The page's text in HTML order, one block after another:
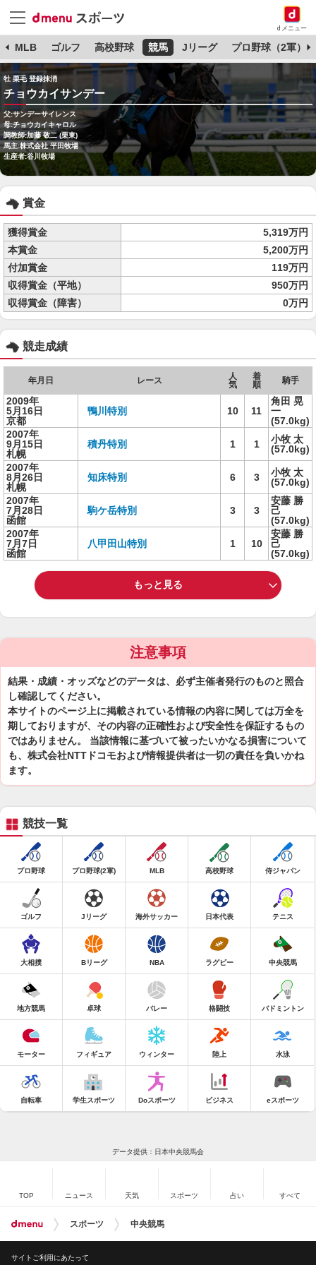
dメニュー
MLB ゴルフ 高校野球 競馬 Jリーグ プロ野球（2軍）
牡 栗毛 登録抹消
チョウカイサンデー
父:サンデーサイレンス
母:チョウカイキャロル
調教師:加藤 敬二 (栗東)
馬主:株式会社 平田牧場
生産者:谷川牧場
賞金
獲得賞金
5,319万円
本賞金
5,200万円
付加賞金
119万円
収得賞金（平地）
950万円
収得賞金（障害）
0万円
競走成績
年月日 レース
人
気
着
順
騎手
2009年
5月16日
京都
鴨川特別 10 11
角田 晃
一
(57.0kg)
2007年
9月15日
札幌
積丹特別 1 1
小牧 太
(57.0kg)
2007年
8月26日
札幌
知床特別 6 3
小牧 太
(57.0kg)
2007年
7月28日
函館
駒ケ岳特別 3 3
安藤 勝
己
(57.0kg)
2007年
7月7日
函館
八甲田山特別 1 10
安藤 勝
己
(57.0kg)
もっと見る
注意事項
結果・成績・オッズなどのデータは、必ず主催者発行のものと照合
し確認してください。
本サイトのページ上に掲載されている情報の内容に関しては万全を
期しておりますが、その内容の正確性および安全性を保証するもの
ではありません。 当該情報に基づいて被ったいかなる損害について
も、株式会社NTTドコモおよび情報提供者は一切の責任を負いかね
ます。
競技一覧
プロ野球 プロ野球(2軍) MLB 高校野球 侍ジャパン
ゴルフ Jリーグ 海外サッカー 日本代表 テニス
大相撲 Bリーグ NBA ラグビー 中央競馬
地方競馬 卓球 バレー 格闘技 バドミントン
モーター フィギュア ウィンター 陸上 水泳
自転車 学生スポーツ Doスポーツ ビジネス eスポーツ
データ提供：日本中央競馬会
TOP ニュース 天気 スポーツ 占い すべて
スポーツ 中央競馬
サイトご利用にあたって